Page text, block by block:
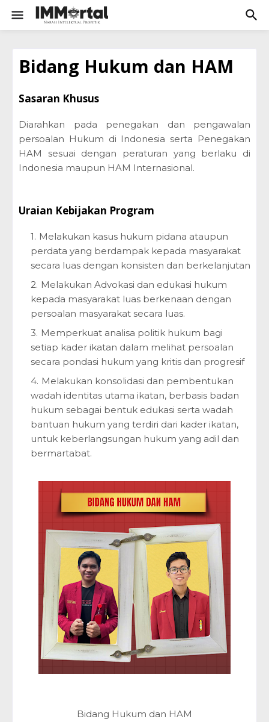
Bidang Hukum dan HAM
Sasaran Khusus
Diarahkan pada penegakan dan pengawalan
persoalan Hukum di Indonesia serta Penegakan
HAM sesuai dengan peraturan yang berlaku di
Indonesia maupun HAM Internasional.
Uraian Kebijakan Program
Melakukan kasus hukum pidana ataupun
perdata yang berdampak kepada masyarakat
secara luas dengan konsisten dan berkelanjutan
Melakukan Advokasi dan edukasi hukum
kepada masyarakat luas berkenaan dengan
persoalan masyarakat secara luas.
Memperkuat analisa politik hukum bagi
setiap kader ikatan dalam melihat persoalan
secara pondasi hukum yang kritis dan progresif
Melakukan konsolidasi dan pembentukan
wadah identitas utama ikatan, berbasis badan
hukum sebagai bentuk edukasi serta wadah
bantuan hukum yang terdiri dari kader ikatan,
untuk keberlangsungan hukum yang adil dan
bermartabat.
Bidang Hukum dan HAM